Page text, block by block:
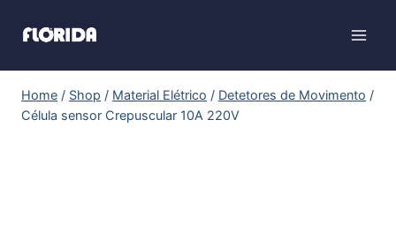
Home / Shop / Material Elétrico / Detetores de Movimento /
Célula sensor Crepuscular 10A 220V